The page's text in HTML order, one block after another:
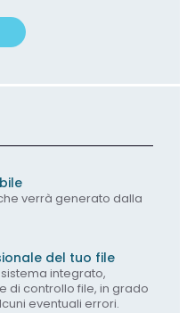
verrà generato dalla
del tuo file
integrato,
di controllo file, in grado
eventuali errori.